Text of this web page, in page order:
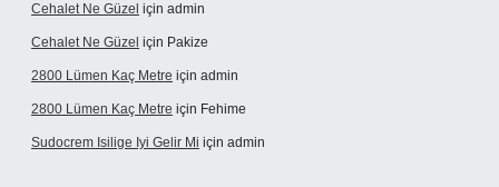
Cehalet Ne Güzel için admin
Cehalet Ne Güzel için Pakize
2800 Lümen Kaç Metre için admin
2800 Lümen Kaç Metre için Fehime
Sudocrem Isilige Iyi Gelir Mi için admin